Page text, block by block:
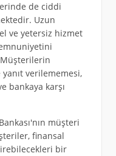
de ciddi
Uzun
ve yetersiz hizmet
verilememesi,
bankaya karşı
müşteri
finansal
bir